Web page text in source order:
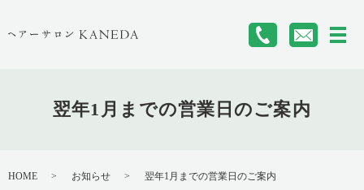
メ
翌年1月までの営業日のご案内
HOME お知らせ 翌年1月までの営業日のご案内